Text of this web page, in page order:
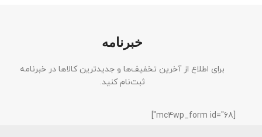
خبرنامه
برای اطلاع از آخرین تخفیف‌ها و جدیدترین کالاها در خبرنامه
ثبت‌نام کنید.
[mc4wp_form id="68"]